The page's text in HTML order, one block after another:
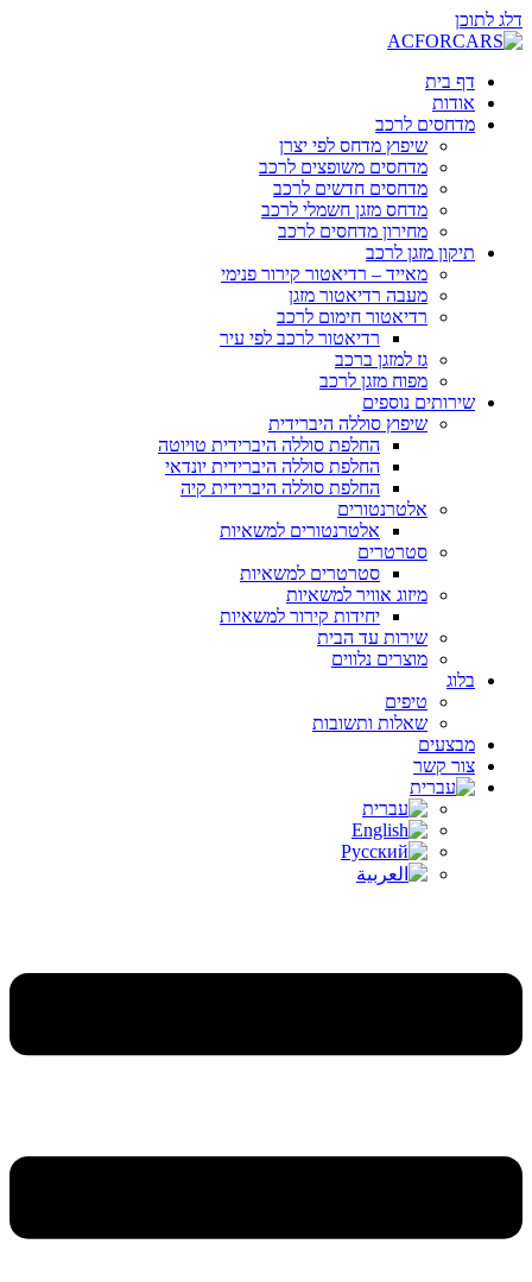
דלג לתוכן
דף בית
אודות
מדחסים לרכב
שיפוץ מדחס לפי יצרן
מדחסים משופצים לרכב
מדחסים חדשים לרכב
מדחס מזגן חשמלי לרכב
מחירון מדחסים לרכב
תיקון מזגן לרכב
מאייד – רדיאטור קירור פנימי
מעבה רדיאטור מזגן
רדיאטור חימום לרכב
רדיאטור לרכב לפי עיר
גז למזגן ברכב
מפוח מזגן לרכב
שירותים נוספים
שיפוץ סוללה היברידית
החלפת סוללה היברידית טויוטה
החלפת סוללה היברידית יונדאי
החלפת סוללה היברידית קיה
אלטרנטורים
אלטרנטורים למשאיות
סטרטרים
סטרטרים למשאיות
מיזוג אוויר למשאיות
יחידות קירור למשאיות
שירות עד הבית
מוצרים נלווים
בלוג
טיפים
שאלות ותשובות
מבצעים
צור קשר